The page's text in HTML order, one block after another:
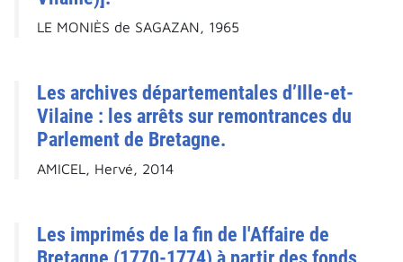
LE MONIÈS de SAGAZAN, 1965
Les archives départementales d’Ille-et-
Vilaine : les arrêts sur remontrances du
Parlement de Bretagne.
AMICEL, Hervé, 2014
Les imprimés de la fin de l'Affaire de